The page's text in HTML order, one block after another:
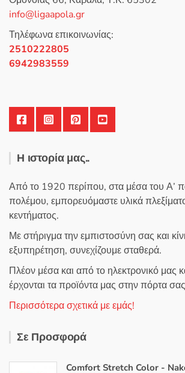
μπορούν
να
επιλεγούν
info@ligaapola.gr
Τηλέφωνα επικοινωνίας:
2510222805
6942983559
Η ιστορία μας..
Από το 1920 περίπου, στα μέσα του Α’
πολέμου, εμπορευόμαστε υλικά
κεντήματος.
Με στήριγμα την εμπιστοσύνη σας και
εξυπηρέτηση, συνεχίζουμε σταθερά.
Πλέον μέσα και από το ηλεκτρονικό μας
έρχονται τα προϊόντα μας στην πόρτα
Περισσότερα σχετικά με εμάς!
Σε Προσφορά
Comfort Stretch Color -